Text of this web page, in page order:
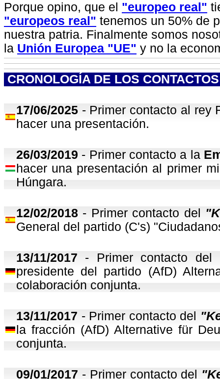
Porque opino, que el "europeo real "
"europeos real " tenemos un 50% de
nuestra patria. Finalmente somos
la Unión Europea "UE" y no la
CRONOLOGÍA DE LOS CONTACTOS
17/06/2025 - Primer contacto al rey
hacer una presentación.
26/03/2019 - Primer contacto a la
hacer una presentación al primer
Húngara.
12/02/2018 - Primer contacto del
General del partido (C's)
13/11/2017 - Primer contacto del
presidente del partido (AfD)
colaboración conjunta.
13/11/2017 - Primer contacto del
la fracción (AfD) Alternative für
conjunta.
09/01/2017 - Primer contacto del